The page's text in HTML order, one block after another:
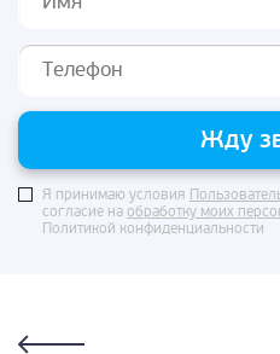
Жду
Я принимаю условия
согласие на обработку моих
Политикой конфиденциальности